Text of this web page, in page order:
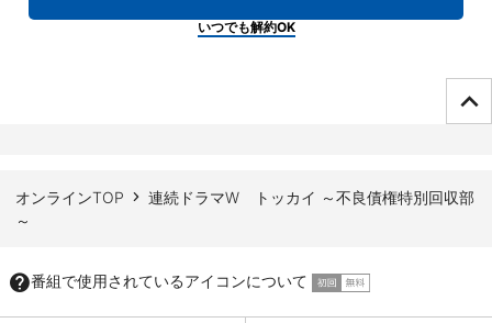
いつでも解約OK
オンラインTOP
連続ドラマW トッカイ ～不良債権特別回収部
～
番組で使用されているアイコンについて